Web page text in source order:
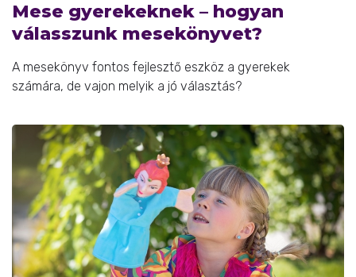
Mese gyerekeknek – hogyan
válasszunk mesekönyvet?
A mesekönyv fontos fejlesztő eszköz a gyerekek
számára, de vajon melyik a jó választás?